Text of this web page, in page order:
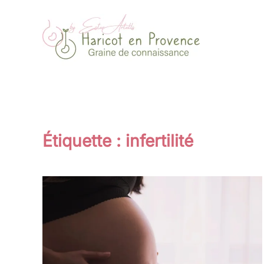
Passer au contenu principal
Étiquette : infertilité